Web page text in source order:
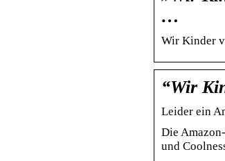
…
Wir Kinder
“Wir
Leider ein
Die
und